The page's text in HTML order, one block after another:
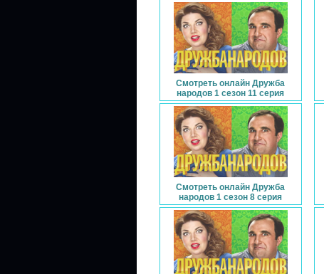
Смотреть онлайн Дружба
народов 1 сезон 11 серия
Смотреть онлайн Дружба
народов 1 сезон 8 серия